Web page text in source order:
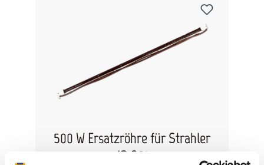
500 W Ersatzröhre für Strahler
IR B01